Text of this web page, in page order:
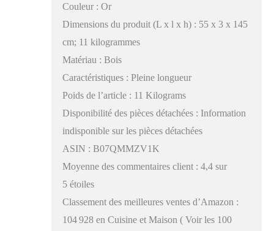
Couleur : Or
Dimensions du produit (L x l x h) : 55 x 3 x 145
cm; 11 kilogrammes
Matériau : Bois
Caractéristiques : Pleine longueur
Poids de l’article : 11 Kilograms
Disponibilité des pièces détachées : Information
indisponible sur les pièces détachées
ASIN : B07QMMZV1K
Moyenne des commentaires client : 4,4 sur
5 étoiles
Classement des meilleures ventes d’Amazon :
104 928 en Cuisine et Maison ( Voir les 100